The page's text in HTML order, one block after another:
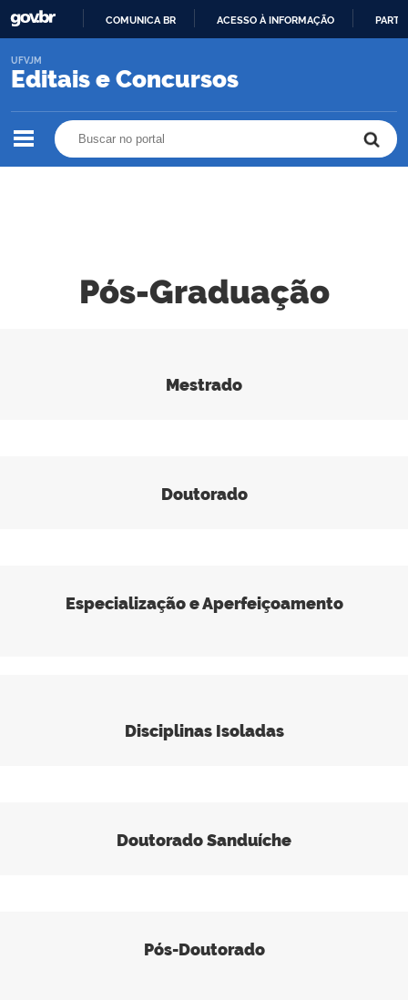
O
COMUNICA BR ACESSO À INFORMAÇÃO
Editais e Concursos
UFVJM
Pós-Graduação
Mestrado
Doutorado
Especialização e Aperfeiçoamento
Disciplinas Isoladas
Doutorado Sanduíche
Pós-Doutorado